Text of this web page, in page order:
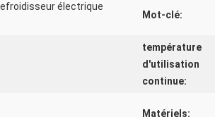
électrique
Mot-clé:
température
d'utilisation
continue:
Matériels: